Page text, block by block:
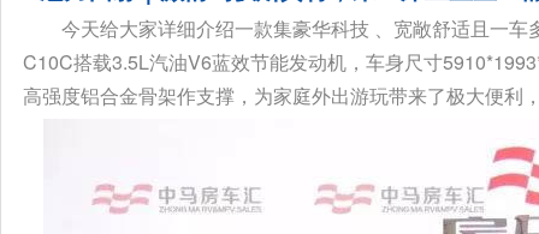
今天给大家详细介绍一款集豪华科技 、宽敞舒适且一
C10C搭载3.5L汽油V6蓝效节能发动机，车身尺寸
高强度铝合金骨架作支撑，为家庭外出游玩带来了极大便利